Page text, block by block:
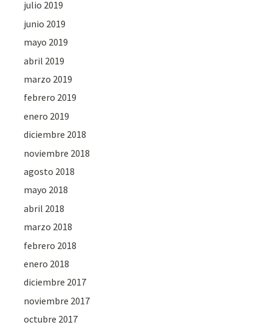
julio 2019
junio 2019
mayo 2019
abril 2019
marzo 2019
febrero 2019
enero 2019
diciembre 2018
noviembre 2018
agosto 2018
mayo 2018
abril 2018
marzo 2018
febrero 2018
enero 2018
diciembre 2017
noviembre 2017
octubre 2017